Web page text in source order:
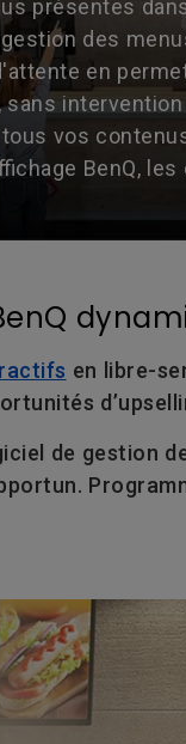
présentes
des
en
sans
vos
BenQ,
en libre-
de gestion